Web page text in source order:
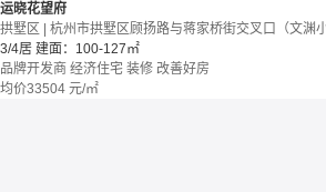
运晓花望府
拱墅区 | 杭州市拱墅区顾扬路与蒋家桥街交叉口（文渊
3/4居 建面：100-127㎡
品牌开发商 经济住宅 装修 改善好房
均价33504 元/㎡